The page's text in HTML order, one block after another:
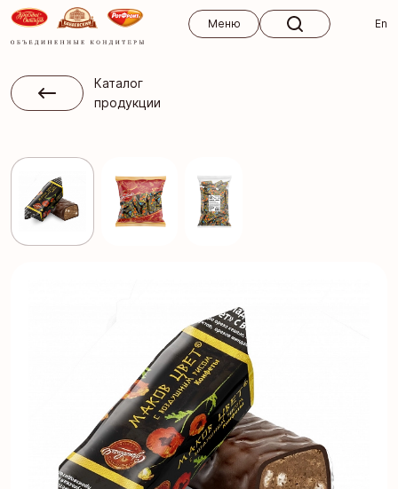
Меню
En
Каталог
продукции